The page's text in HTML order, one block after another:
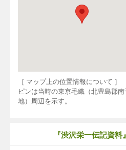
［ マップ上の位置情報について ］
ピンは当時の東京毛織（北豊島郡
地）周辺を示す。
『渋沢栄一伝記資